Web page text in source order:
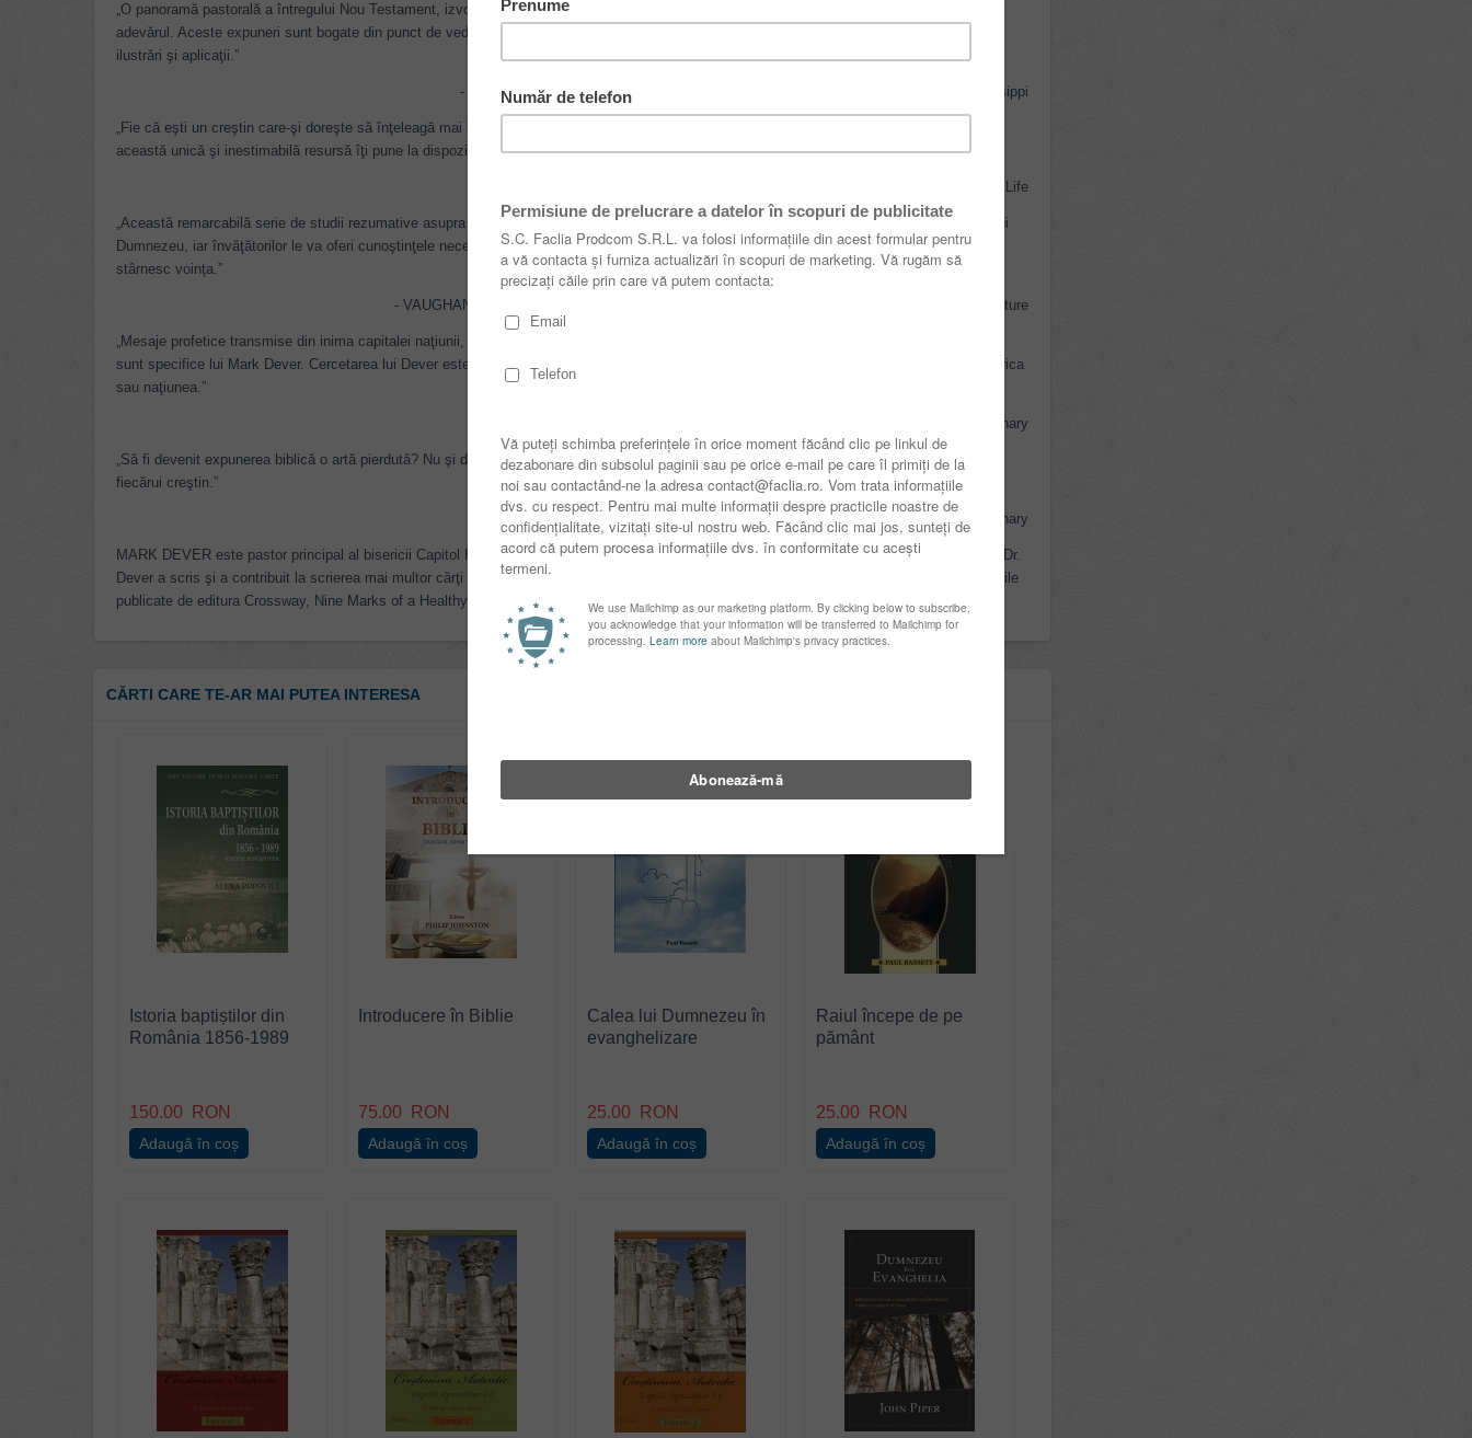
„O panoramă pastorală a întregului Nou Testament, izvorâtă din inima unui predicator care doreşte ca poporul lui să cunoască şi să trăiască
adevărul. Aceste expuneri sunt bogate din punct de vedere teologic, veridice din punct de vedere biblic şi încărcate cu superbe introduceri,
ilustrări şi aplicaţii.”
- J. LIGON DUNCAN III, pastor principal, First Presbyterian Church, Jackson, Mississippi
„Fie că eşti un creştin care-şi doreşte să înţeleagă mai bine Biblia, fie că eşti un pastor care caută să predice «tot sfatul lui Dumnezeu»,
această unică şi inestimabilă resursă îţi pune la dispoziţie o comoară de cunoaştere care te va sluji mulţi ani.”
- C. J. MAHANEY. Sovereign Grace Ministries, autor al cărţii The Cross Centered Life
„Această remarcabilă serie de studii rezumative asupra cărţilor Noului Testament îi va ajuta pe toţi creştinii să pătrundă adânc în Cuvântul lui
Dumnezeu, iar învăţătorilor le va oferi cunoştinţele necesare pentru a-i educa pe alţii. Ele ne dezvoltă gândirea, ne încălzesc inima şi ne
stârnesc voinţa.”
- VAUGHAN ROBERTS, rector, St Ebbe’s Church, Oxford, England, autor al cărţii God’s Big Picture
„Mesaje profetice transmise din inima capitalei naţiunii, aceste introduceri în cele mai măreţe adevăruri ale fiecărei cărţi a Noului Testament
sunt specifice lui Mark Dever. Cercetarea lui Dever este turnată în această carte sub formă de adevăruri care vor transforma persoana, biserica
sau naţiunea.”
- PAIGE PATTERSON, preşedinte, Southwestern Baptist Theological Seminary
„Să fi devenit expunerea biblică o artă pierdută? Nu şi dacă deţii această carte! Cartea este un giuvaier care ar trebui să existe în biblioteca
fiecărui creştin.”
- R. ALBERT MOHLER, JR., preşedinte, Southern Baptist Theological Seminary
MARK DEVER este pastor principal al bisericii Capitol Hill Baptist Church din Washington, D.C., şi director executiv al organizaţiei 9Marks. Dr.
Dever a scris şi a contribuit la scrierea mai multor cărţi despre sănătatea spirituală a bisericii şi despre conducerea bisericii, printre care cărţile
publicate de editura Crossway, Nine Marks of a Healthy Church şi The Deliberate Church.
CĂRTI CARE TE-AR MAI PUTEA INTERESA
Istoria baptiștilor din
România 1856-1989
150.00 RON
Adaugă în coș
Introducere în Biblie
75.00 RON
Adaugă în coș
Calea lui Dumnezeu în
evanghelizare
25.00 RON
Adaugă în coș
Raiul începe de pe
pământ
25.00 RON
Adaugă în coș